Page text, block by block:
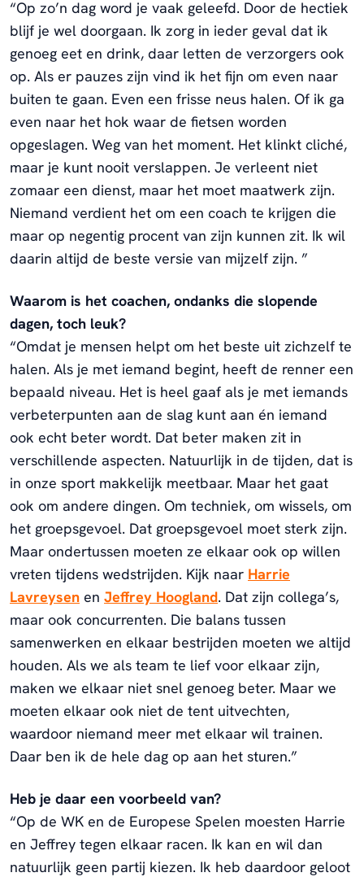
“Op zo’n dag word je vaak geleefd. Door de hectiek
blijf je wel doorgaan. Ik zorg in ieder geval dat ik
genoeg eet en drink, daar letten de verzorgers ook
op. Als er pauzes zijn vind ik het fijn om even naar
buiten te gaan. Even een frisse neus halen. Of ik ga
even naar het hok waar de fietsen worden
opgeslagen. Weg van het moment. Het klinkt cliché,
maar je kunt nooit verslappen. Je verleent niet
zomaar een dienst, maar het moet maatwerk zijn.
Niemand verdient het om een coach te krijgen die
maar op negentig procent van zijn kunnen zit. Ik wil
daarin altijd de beste versie van mijzelf zijn. ”
Waarom is het coachen, ondanks die slopende
dagen, toch leuk?
“Omdat je mensen helpt om het beste uit zichzelf te
halen. Als je met iemand begint, heeft de renner een
bepaald niveau. Het is heel gaaf als je met iemands
verbeterpunten aan de slag kunt aan én iemand
ook echt beter wordt. Dat beter maken zit in
verschillende aspecten. Natuurlijk in de tijden, dat is
in onze sport makkelijk meetbaar. Maar het gaat
ook om andere dingen. Om techniek, om wissels, om
het groepsgevoel. Dat groepsgevoel moet sterk zijn.
Maar ondertussen moeten ze elkaar ook op willen
vreten tijdens wedstrijden. Kijk naar Harrie
Lavreysen en Jeffrey Hoogland. Dat zijn collega’s,
maar ook concurrenten. Die balans tussen
samenwerken en elkaar bestrijden moeten we altijd
houden. Als we als team te lief voor elkaar zijn,
maken we elkaar niet snel genoeg beter. Maar we
moeten elkaar ook niet de tent uitvechten,
waardoor niemand meer met elkaar wil trainen.
Daar ben ik de hele dag op aan het sturen.”
Heb je daar een voorbeeld van?
“Op de WK en de Europese Spelen moesten Harrie
en Jeffrey tegen elkaar racen. Ik kan en wil dan
natuurlijk geen partij kiezen. Ik heb daardoor geloot